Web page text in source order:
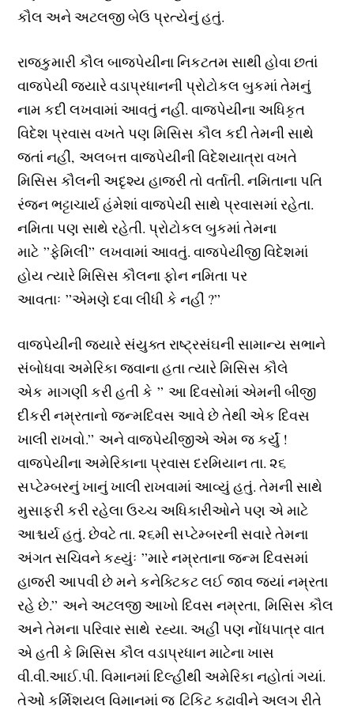
કૌલ અને અટલજી બેઉ પ્રત્યેનું હતું.
રાજકુમારી કૌલ બાજપેયીના નિકટતમ સાથી હોવા છતાં
વાજપેયી જ્યારે વડાપ્રધાનની પ્રોટોકલ બુકમાં તેમનું
નામ કદી લખવામાં આવતું નહીં. વાજપેયીના અધિકૃત
વિદેશ પ્રવાસ વખતે પણ મિસિસ કૌલ કદી તેમની સાથે
જતાં નહીં, અલબત્ત વાજપેયીની વિદેશયાત્રા વખતે
મિસિસ કૌલની અદૃશ્ય હાજરી તો વર્તાતી. નમિતાના પતિ
રંજન ભટ્ટાચાર્ય હંમેશાં વાજપેયી સાથે પ્રવાસમાં રહેતા.
નમિતા પણ સાથે રહેતી. પ્રોટોકલ બુકમાં તેમના
માટે ”ફેમિલી” લખવામાં આવતું. વાજપેયીજી વિદેશમાં
હોય ત્યારે મિસિસ કૌલના ફોન નમિતા પર
આવતાઃ ”એમણે દવા લીધી કે નહીં ?”
વાજપેયીની જ્યારે સંયુક્ત રાષ્ટ્રસંઘની સામાન્ય સભાને
સંબોધવા અમેરિકા જવાના હતા ત્યારે મિસિસ કૌલે
એક માગણી કરી હતી કે ” આ દિવસોમાં એમની બીજી
દીકરી નમ્રતાનો જન્મદિવસ આવે છે તેથી એક દિવસ
ખાલી રાખવો.” અને વાજપેયીજીએ એમ જ કર્યું !
વાજપેયીના અમેરિકાના પ્રવાસ દરમિયાન તા. ૨૬
સપ્ટેમ્બરનું ખાનું ખાલી રાખવામાં આવ્યું હતું. તેમની સાથે
મુસાફરી કરી રહેલા ઉચ્ચ અધિકારીઓને પણ એ માટે
આશ્ચર્ય હતું. છેવટે તા. ૨૬મી સપ્ટેમ્બરની સવારે તેમના
અંગત સચિવને કહ્યુંઃ ”મારે નમ્રતાના જન્મ દિવસમાં
હાજરી આપવી છે મને કનેક્ટિકટ લઈ જાવ જ્યાં નમ્રતા
રહે છે.” અને અટલજી આખો દિવસ નમ્રતા, મિસિસ કૌલ
અને તેમના પરિવાર સાથે રહ્યા. અહીં પણ નોંધપાત્ર વાત
એ હતી કે મિસિસ કૌલ વડાપ્રધાન માટેના ખાસ
વી.વી.આઈ.પી. વિમાનમાં દિલ્હીથી અમેરિકા નહોતાં ગયાં.
તેઓે કર્મિશયલ વિમાનમાં જ ટિકિટ કઢાવીને અલગ રીતે